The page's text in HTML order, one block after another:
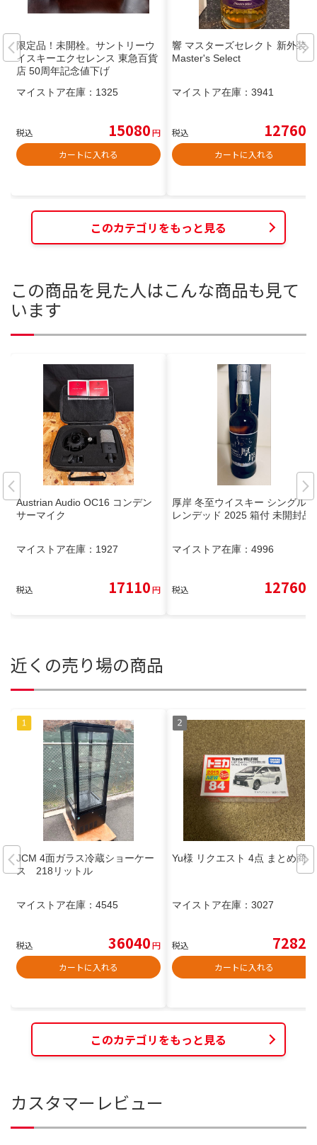
限定品！未開栓。サントリーウ
イスキーエクセレンス 東急百貨
店 50周年記念値下げ
マイストア在庫： 1325
税込 15080円
カートに入れる
響 マスターズセレクト 新外装
Master's Select
マイストア在庫： 3941
税込 12760
カートに入れる
このカテゴリをもっと見る
この商品を見た人はこんな商品も見て
います
Austrian Audio OC16 コンデン
サーマイク
マイストア在庫： 1927
税込 17110円
厚岸 冬至ウイスキー シングルブ
レンデッド 2025 箱付 未開封品
マイストア在庫： 4996
税込 12760
近くの売り場の商品
JCM 4面ガラス冷蔵ショーケー
ス 218リットル
マイストア在庫： 4545
税込 36040円
カートに入れる
Yu様 リクエスト 4点 まとめ商品
マイストア在庫： 3027
税込 7282
カートに入れる
このカテゴリをもっと見る
カスタマーレビュー